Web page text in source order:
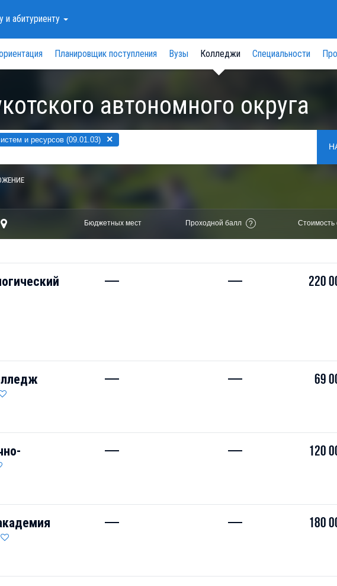
и абитуриенту
Планировщик поступления Вузы Колледжи Специальности
автономного округа
и ресурсов (09.01.03) ×
Бюджетных мест Проходной балл ? Стоимость
— — 220
— — 69
— — 120
— — 180